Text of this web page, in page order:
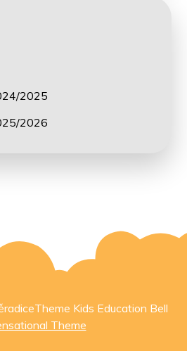
2025
2026
Kids Education Bell
Theme